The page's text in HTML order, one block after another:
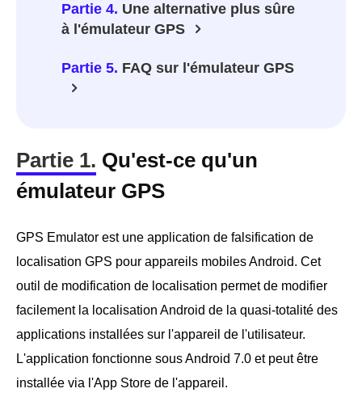
Partie 4. Une alternative plus sûre
à l'émulateur GPS
Partie 5. FAQ sur l'émulateur GPS
Partie 1. Qu'est-ce qu'un
émulateur GPS
GPS Emulator est une application de falsification de
localisation GPS pour appareils mobiles Android. Cet
outil de modification de localisation permet de modifier
facilement la localisation Android de la quasi-totalité des
applications installées sur l'appareil de l'utilisateur.
L'application fonctionne sous Android 7.0 et peut être
installée via l'App Store de l'appareil.